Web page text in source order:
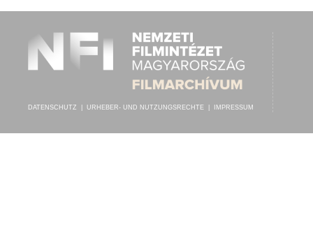
DATENSCHUTZ URHEBER- UND NUTZUNGSRECHTE IMPRESSUM